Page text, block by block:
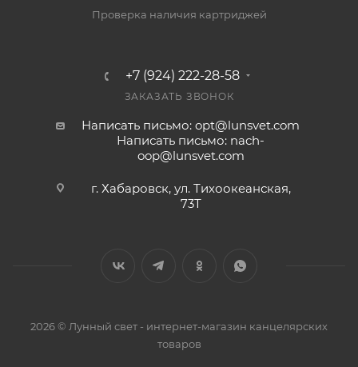
Проверка наличия картриджей
+7 (924) 222-28-58
ЗАКАЗАТЬ ЗВОНОК
Написать письмо: opt@lunsvet.com
Написать письмо: nach-
oop@lunsvet.com
г. Хабаровск, ул. Тихоокеанская,
73Т
2026 © Лунный свет - интернет-магазин канцелярских
товаров